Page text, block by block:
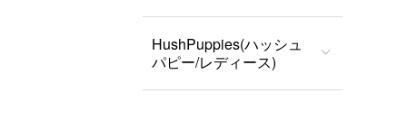
HushPuppies(ハッシュ
パピー/レディース)